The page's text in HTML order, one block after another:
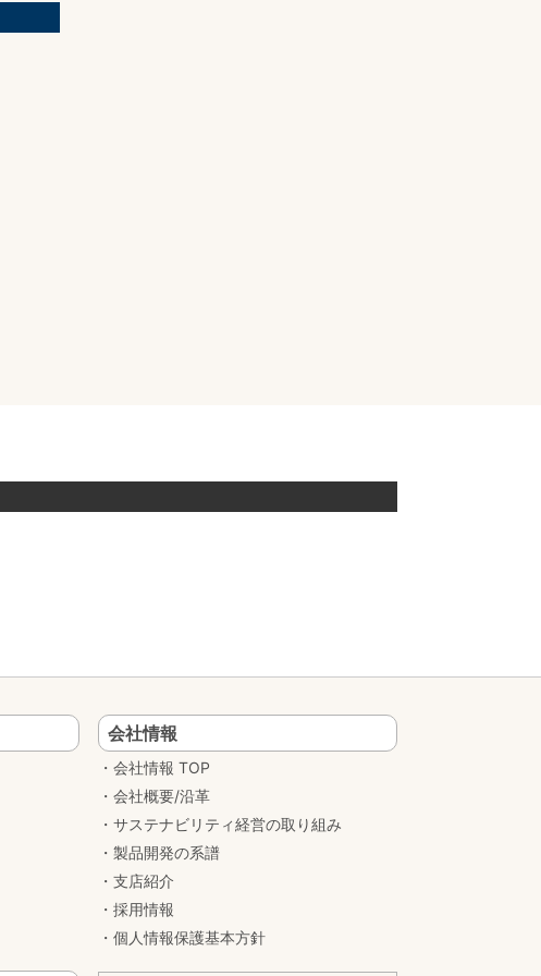
会社情報
会社情報 TOP
会社概要/沿革
サステナビリティ経営の取り組み
製品開発の系譜
支店紹介
採用情報
個人情報保護基本方針